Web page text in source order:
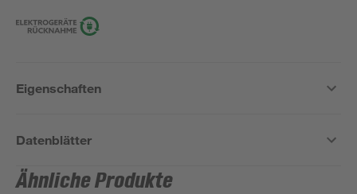
Eigenschaften
Datenblätter
Ähnliche Produkte